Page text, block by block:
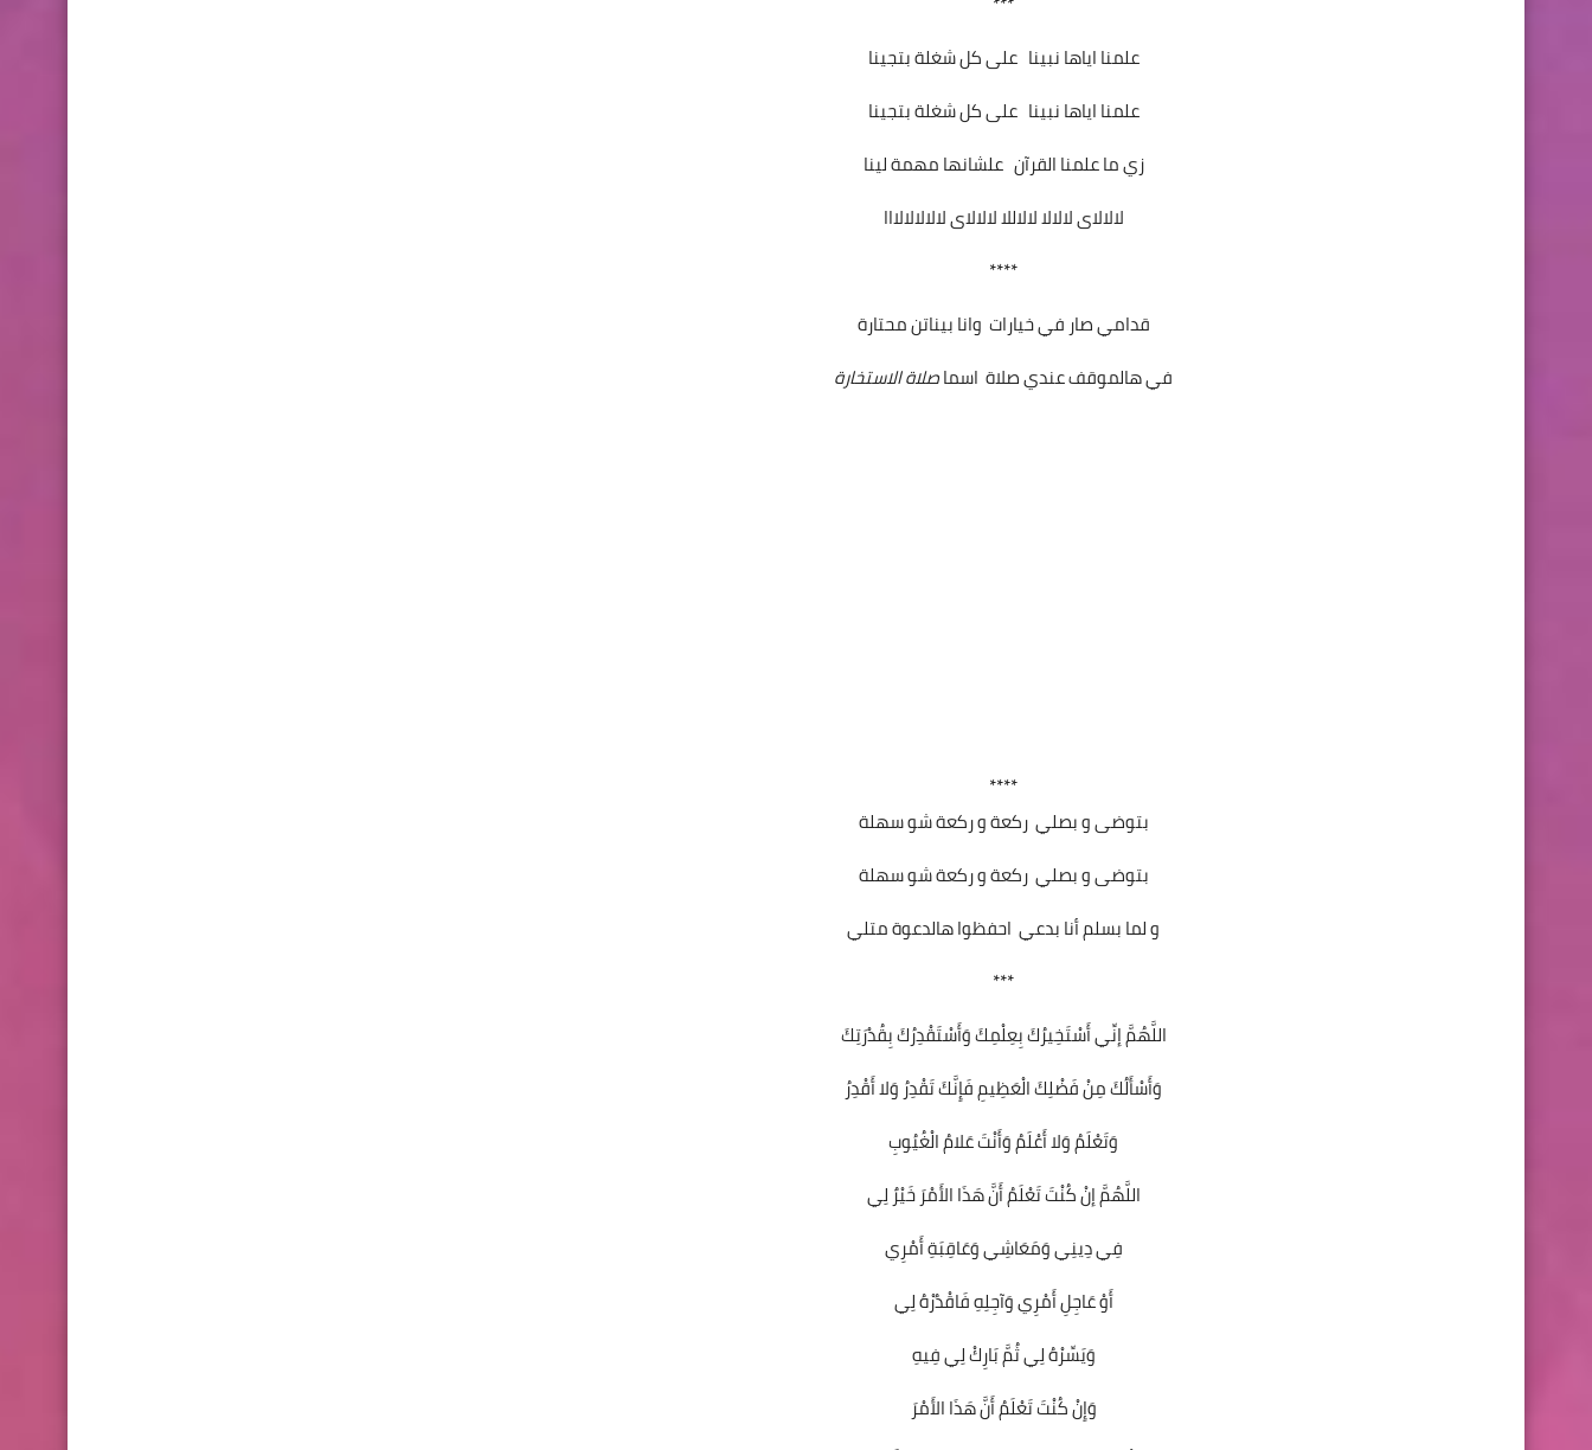
علمنا اياها نبينا على كل شغلة بتجينا
علمنا اياها نبينا على كل شغلة بتجينا
زي ما علمنا القرآن علشانها مهمة لينا
لالالاى لالالا لالاللا لالالاى لالالالالااا
****
قدامي صار في خيارات وانا بيناتن محتارة
في هالموقف عندي صلاة اسماصلاة الاستخارة
****
بتوضى و بصلي ركعة و ركعة شو سهلة
بتوضى و بصلي ركعة و ركعة شو سهلة
و لما بسلم أنا بدعي احفظوا هالدعوة متلي
***
اللَّهُمَّ إنِّي أَسْتَخِيرُكَ بِعِلْمِكَ وَأَسْتَقْدِرُكَ بِقُدْرَتِكَ
وَأَسْأَلُكَ مِنْ فَضْلِكَ الْعَظِيمِ فَإِنَّكَ تَقْدِرُ وَلا أَقْدِرُ
وَتَعْلَمُ وَلا أَعْلَمُ وَأَنْتَ عَلامُ الْغُيُوبِ
اللَّهُمَّ إنْ كُنْتَ تَعْلَمُ أَنَّ هَذَا الأَمْرَ خَيْرٌ لِي
فِي دِينِي وَمَعَاشِي وَعَاقِبَةِ أَمْرِي
أَوْ عَاجِلِ أَمْرِي وَآجِلِهِ فَاقْدُرْهُ لِي
وَيَسِّرْهُ لِي ثُمَّ بَارِكْ لِي فِيهِ
وَإِنْ كُنْتَ تَعْلَمُ أَنَّ هَذَا الأَمْرَ